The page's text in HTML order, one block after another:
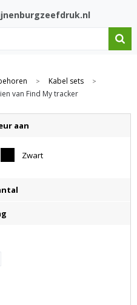
> Kabel sets >
van Find My tracker
aan
Zwart